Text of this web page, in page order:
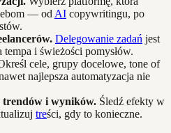
— od AI copywritingu, po
Delegowanie zadań jest
i świeżości pomysłów.
cele, grupy docelowe, tone of
najlepsza automatyzacja nie
trendów i wyników. Śledź efekty w
treści, gdy to konieczne.